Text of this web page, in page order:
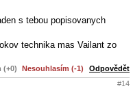
s tebou popisovanych
technika mas Vailant zo
(+0) Nesouhlasím (-1) Odpovědět
#14